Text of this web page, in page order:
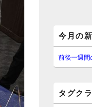
イ
ン
サ
イ
ー
今月の
前後一週
タグク